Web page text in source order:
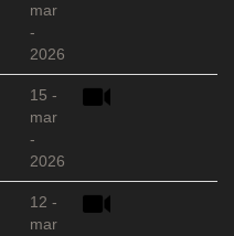
mar
-
2026
15 -
mar
-
2026
12 -
mar